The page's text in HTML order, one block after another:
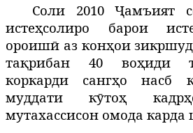
Соли 2010 Ҷамъият
истеҳсолиро барои
ороишӣ аз конҳои
тақрибан 40 воҳиди
коркарди сангҳо насб
муддати кӯтоҳ
мутахассисон омода карда